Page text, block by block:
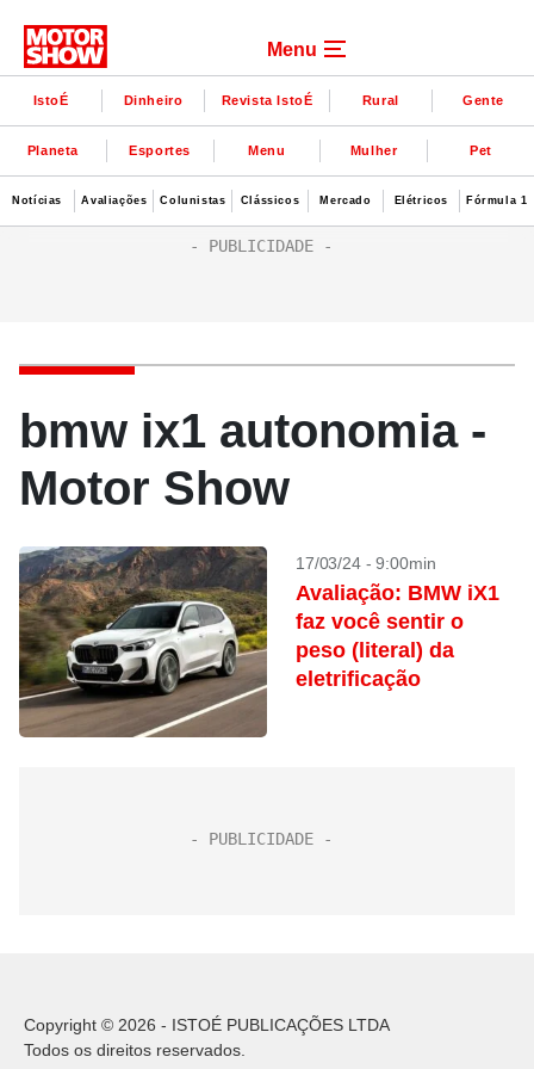
Menu
IstoÉ Dinheiro Revista IstoÉ Rural Gente
Planeta Esportes Menu Mulher Pet
Notícias Avaliações Colunistas Clássicos Mercado Elétricos Fórmula 1
bmw ix1 autonomia -
Motor Show
17/03/24 - 9:00min
Avaliação: BMW iX1
faz você sentir o
peso (literal) da
eletrificação
Copyright © 2026 - ISTOÉ PUBLICAÇÕES LTDA
Todos os direitos reservados.